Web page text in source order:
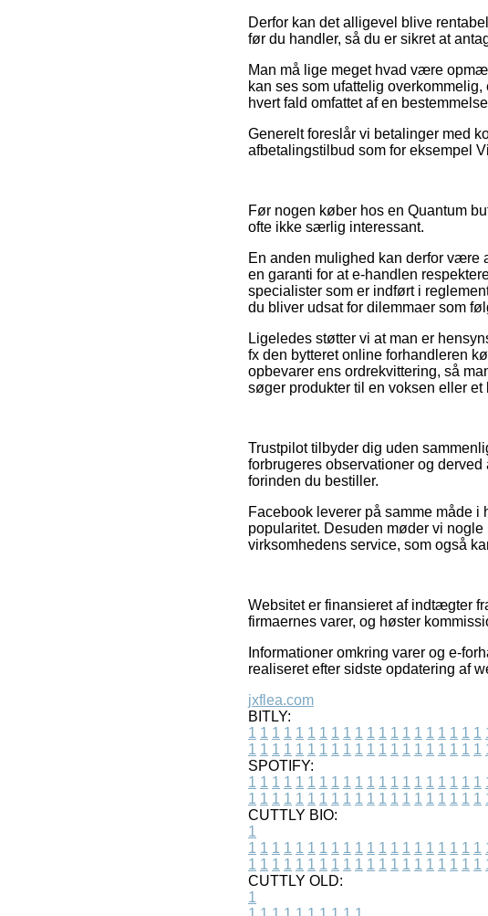
Derfor kan det alligevel blive
før du handler, så du er sikret at
Man må lige meget hvad være
kan ses som ufattelig
hvert fald omfattet af en
Generelt foreslår vi betalinger med
afbetalingstilbud som for eksempel
Før nogen køber hos en Quantum
ofte ikke særlig interessant.
En anden mulighed kan derfor være
en garanti for at e-handlen
specialister som er indført i
du bliver udsat for dilemmaer som
Ligeledes støtter vi at man er
fx den bytteret online forhandleren
opbevarer ens ordrekvittering, så
søger produkter til en voksen eller et
Trustpilot tilbyder dig uden
forbrugeres observationer og
forinden du bestiller.
Facebook leverer på samme måde
popularitet. Desuden møder vi
virksomhedens service, som også
Websitet er finansieret af indtægter
firmaernes varer, og høster
Informationer omkring varer og e-
realiseret efter sidste opdatering af
jxflea.com
BITLY:
1 1 1 1 1 1 1 1 1 1 1 1 1 1 1 1 1 1 1 1
1 1 1 1 1 1 1 1 1 1 1 1 1 1 1 1 1 1 1 1
SPOTIFY:
1 1 1 1 1 1 1 1 1 1 1 1 1 1 1 1 1 1 1 1
1 1 1 1 1 1 1 1 1 1 1 1 1 1 1 1 1 1 1 1
CUTTLY BIO:
1
1 1 1 1 1 1 1 1 1 1 1 1 1 1 1 1 1 1 1 1
1 1 1 1 1 1 1 1 1 1 1 1 1 1 1 1 1 1 1 1
CUTTLY OLD:
1